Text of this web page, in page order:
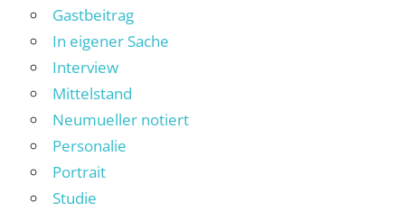
Gastbeitrag
In eigener Sache
Interview
Mittelstand
Neumueller notiert
Personalie
Portrait
Studie